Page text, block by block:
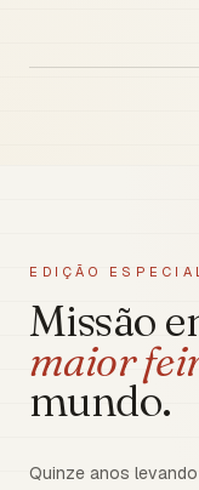
EDIÇÃO
Missão
maior
mundo.
Quinze anos